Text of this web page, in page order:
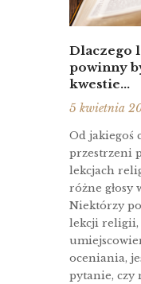
Dlaczego
powinny
kwestie...
5 kwietnia
Od jakiegoś
przestrzeni
lekcjach
różne głosy
Niektórzy
lekcji religii,
oceniania,
pytanie, czy